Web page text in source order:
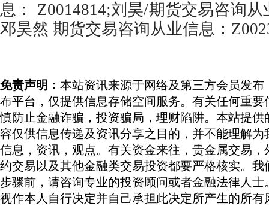
息： Z0014814;刘昊/期货交易咨询从
邓昊然 期货交易咨询从业信息：
免责声明： 本站资讯来源于网络及第三方会员发
布平台，仅提供信息存储空间服务。有关任何重
慎防止金融诈骗，投资骗局，理财陷阱。本站提
容仅供信息传递及资讯分享之目的，并不能理解
信息，资讯，观点。有关资金来往，贵金属交易
约交易以及其他金融类交易投资都要严格核实。
步骤前，请咨询专业的投资顾问或者金融法律人
视作本人自行决定并自己承担此决定所产生的所有